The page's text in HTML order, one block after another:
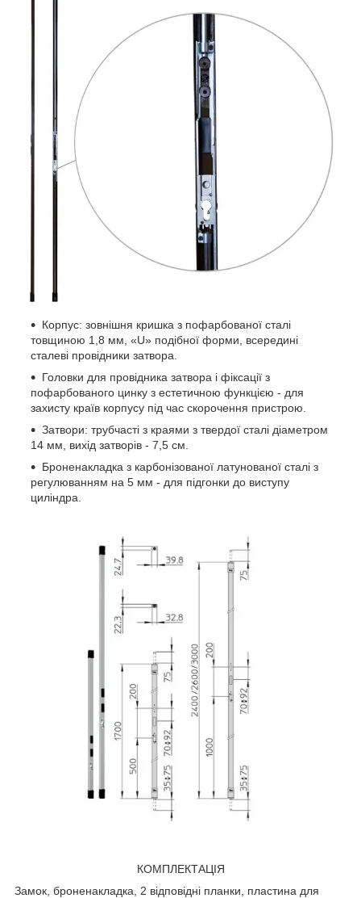
Корпус: зовнішня кришка з пофарбованої сталі
товщиною 1,8 мм, «U» подібної форми, всередині
сталеві провідники затвора.
Головки для провідника затвора і фіксації з
пофарбованого цинку з естетичною функцією - для
захисту країв корпусу під час скорочення пристрою.
Затвори: трубчасті з краями з твердої сталі діаметром
14 мм, вихід затворів - 7,5 см.
Броненакладка з карбонізованої латунованої сталі з
регулюванням на 5 мм - для підгонки до виступу
циліндра.
КОМПЛЕКТАЦІЯ
Замок, броненакладка, 2 відповідні планки, пластина для